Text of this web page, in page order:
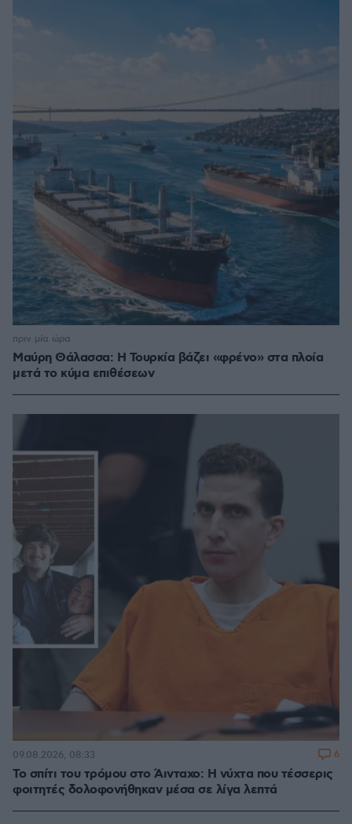
Μαύρη Θάλασσα: Η Τουρκία βάζει «φρένο» στα πλοία
μετά το κύμα επιθέσεων
πριν μία ώρα
Το σπίτι του τρόμου στο Άινταχο: Η νύχτα που τέσσερις
φοιτητές δολοφονήθηκαν μέσα σε λίγα λεπτά
09.08.2026, 08:33 6